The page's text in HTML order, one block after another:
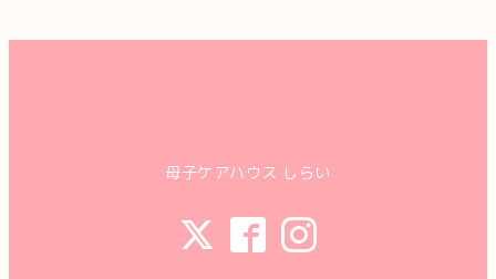
母子ケアハウス しらい